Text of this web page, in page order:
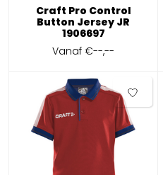
Craft Pro Control
Button Jersey JR
1906697
Vanaf€--,--